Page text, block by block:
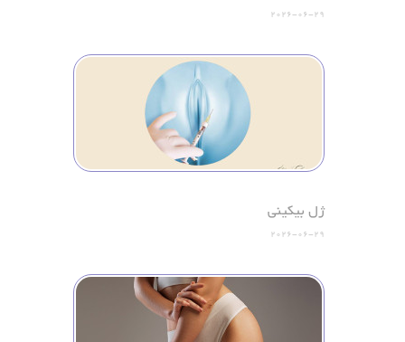
2026-06-29
ژل بیکینی
2026-06-29